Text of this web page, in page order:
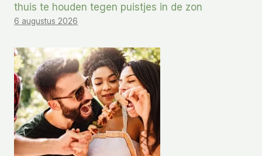
thuis te houden tegen puistjes in de zon
6 augustus 2026